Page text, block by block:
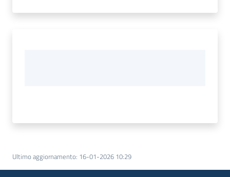
Ultimo aggiornamento: 16-01-2026 10:29